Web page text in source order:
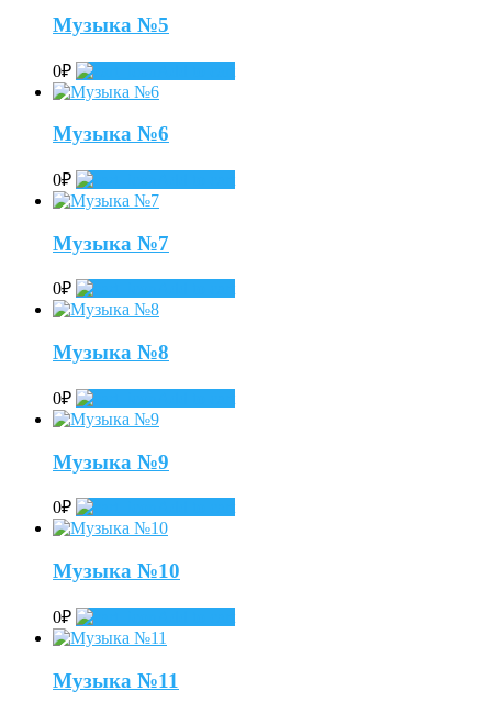
Музыка №5
0₽
Музыка №6
0₽
Музыка №7
0₽
Музыка №8
0₽
Музыка №9
0₽
Музыка №10
0₽
Музыка №11